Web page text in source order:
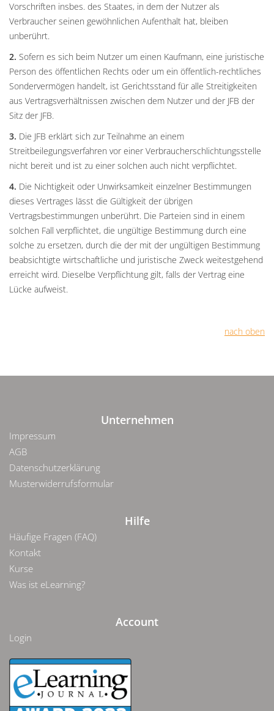
Vorschriften insbes. des Staates, in dem der Nutzer als
Verbraucher seinen gewöhnlichen Aufenthalt hat, bleiben
unberührt.
2. Sofern es sich beim Nutzer um einen Kaufmann, eine juristische
Person des öffentlichen Rechts oder um ein öffentlich-rechtliches
Sondervermögen handelt, ist Gerichtsstand für alle Streitigkeiten
aus Vertragsverhältnissen zwischen dem Nutzer und der JFB der
Sitz der JFB.
3. Die JFB erklärt sich zur Teilnahme an einem
Streitbeilegungsverfahren vor einer Verbraucherschlichtungsstelle
nicht bereit und ist zu einer solchen auch nicht verpflichtet.
4. Die Nichtigkeit oder Unwirksamkeit einzelner Bestimmungen
dieses Vertrages lässt die Gültigkeit der übrigen
Vertragsbestimmungen unberührt. Die Parteien sind in einem
solchen Fall verpflichtet, die ungültige Bestimmung durch eine
solche zu ersetzen, durch die der mit der ungültigen Bestimmung
beabsichtigte wirtschaftliche und juristische Zweck weitestgehend
erreicht wird. Dieselbe Verpflichtung gilt, falls der Vertrag eine
Lücke aufweist.
nach oben
Unternehmen
Impressum
AGB
Datenschutzerklärung
Musterwiderrufsformular
Hilfe
Häufige Fragen (FAQ)
Kontakt
Kurse
Was ist eLearning?
Account
Login